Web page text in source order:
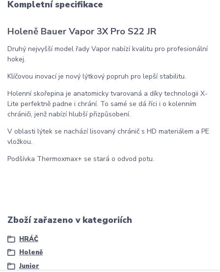
Kompletní specifikace
Holeně Bauer Vapor 3X Pro S22 JR
Druhý nejvyšší model řady Vapor nabízí kvalitu pro profesionální
hokej.
Klíčovou inovací je nový lýtkový popruh pro lepší stabilitu.
Holenní skořepina je anatomicky tvarovaná a díky technologii X-
Lite perfektně padne i chrání. To samé se dá říci i o kolenním
chrániči, jenž nabízí hlubší přizpůsobení.
V oblasti lýtek se nachází lisovaný chránič s HD materiálem a PE
vložkou.
Podšívka Thermoxmax+ se stará o odvod potu.
Zboží zařazeno v kategoriích
HRÁČ
Holeně
Junior